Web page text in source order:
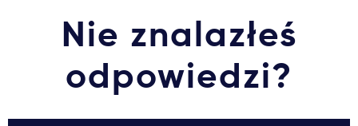
Nie znalazłeś
odpowiedzi?